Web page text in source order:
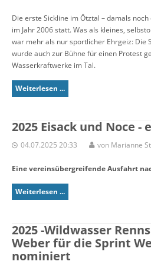
Die erste Sickline im Ötztal – damals
im Jahr 2006 statt. Was als kleines,
war mehr als nur sportlicher Ehrgeiz: Die
wurde auch zur Bühne für einen Protest
Wasserkraftwerke im Tal.
Weiterlesen ...
2025 Eisack und Noce
04.07.2025 20:33 von Marianne
Eine vereinsübergreifende Ausfahrt
Weiterlesen ...
2025 -Wildwasser
Weber für die Sprint
nominiert